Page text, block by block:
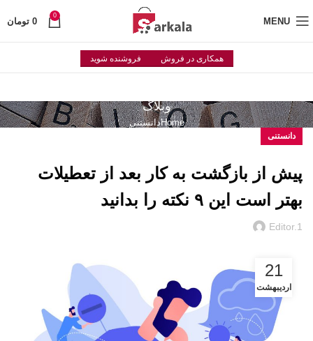
MENU
0
0 تومان
همکاری در فروش فروشنده شوید
وبلاگ
Homeدانستنی
دانستنی
پیش از بازگشت به کار بعد از تعطیلات
بهتر است این ۹ نکته را بدانید
Editor.1
21
اردیبهشت